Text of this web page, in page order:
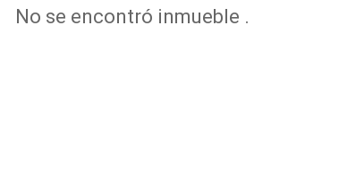
No se encontró inmueble .